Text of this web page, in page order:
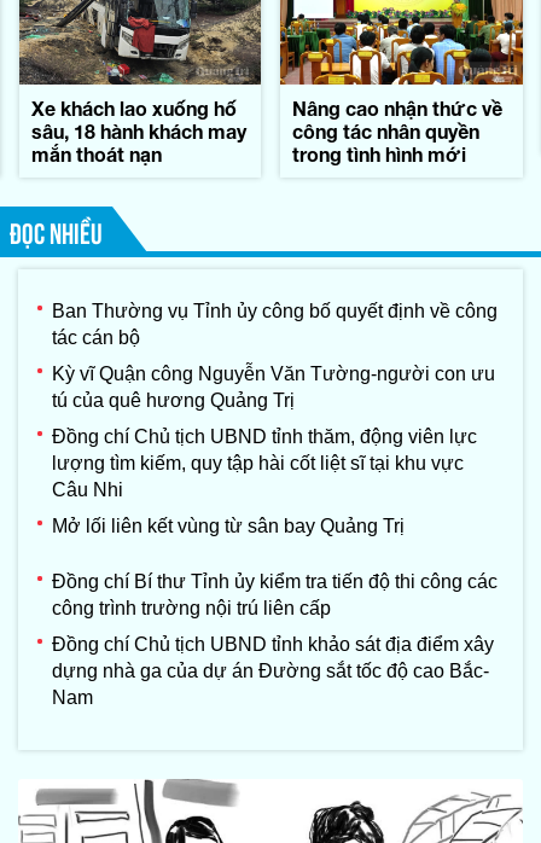
Xe khách lao xuống hố
sâu, 18 hành khách may
mắn thoát nạn
Nâng cao nhận thức về
công tác nhân quyền
trong tình hình mới
ĐỌC NHIỀU
Ban Thường vụ Tỉnh ủy công bố quyết định về công
tác cán bộ
Kỳ vĩ Quận công Nguyễn Văn Tường-người con ưu
tú của quê hương Quảng Trị
Đồng chí Chủ tịch UBND tỉnh thăm, động viên lực
lượng tìm kiếm, quy tập hài cốt liệt sĩ tại khu vực
Câu Nhi
Mở lối liên kết vùng từ sân bay Quảng Trị
Đồng chí Bí thư Tỉnh ủy kiểm tra tiến độ thi công các
công trình trường nội trú liên cấp
Đồng chí Chủ tịch UBND tỉnh khảo sát địa điểm xây
dựng nhà ga của dự án Đường sắt tốc độ cao Bắc-
Nam